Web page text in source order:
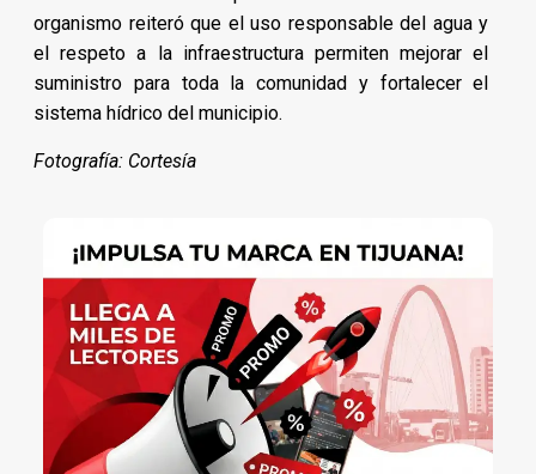
organismo reiteró que el uso responsable del agua y
el respeto a la infraestructura permiten mejorar el
suministro para toda la comunidad y fortalecer el
sistema hídrico del municipio.
Fotografía: Cortesía